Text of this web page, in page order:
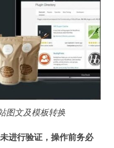
图文及模板转换
进行验证，操作前务必